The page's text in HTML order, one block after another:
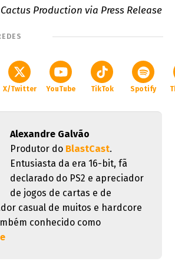
Production via Press Release
X/Twitter YouTube TikTok Spotify
Alexandre Galvão
Produtor do BlastCast.
Entusiasta da era 16-bit, fã
declarado do PS2 e apreciador
de jogos de cartas e de
casual de muitos e hardcore
conhecido como